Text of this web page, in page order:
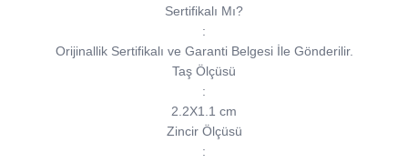
Sertifikalı Mı?
:
Orijinallik Sertifikalı ve Garanti Belgesi İle Gönderilir.
Taş Ölçüsü
:
2.2X1.1 cm
Zincir Ölçüsü
: